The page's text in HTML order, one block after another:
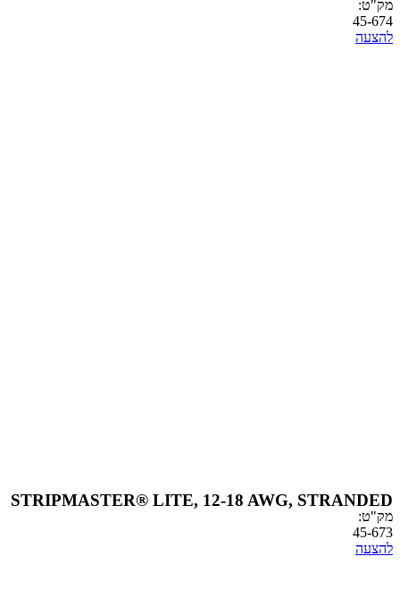
STRIPMASTER® LITE, 12-18 AWG,